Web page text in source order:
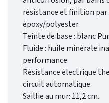
résistance et finition
époxy/polyester.
Teinte de base : blanc
Fluide : huile minérale
performance.
Résistance électrique
circuit automatique.
Saillie au mur: 11,2 cm.